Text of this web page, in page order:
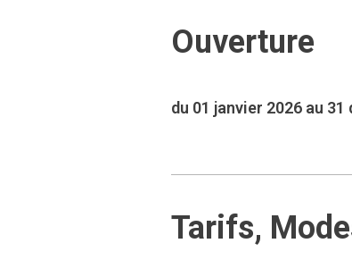
Ouverture
du 01 janvier 2026 au
Tarifs,